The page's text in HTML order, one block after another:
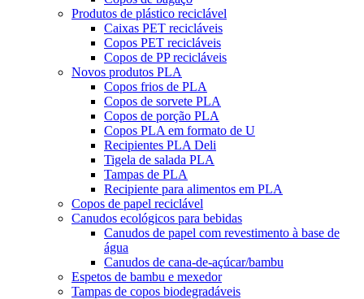
Produtos de plástico reciclável
Caixas PET recicláveis
Copos PET recicláveis
Copos de PP recicláveis
Novos produtos PLA
Copos frios de PLA
Copos de sorvete PLA
Copos de porção PLA
Copos PLA em formato de U
Recipientes PLA Deli
Tigela de salada PLA
Tampas de PLA
Recipiente para alimentos em PLA
Copos de papel reciclável
Canudos ecológicos para bebidas
Canudos de papel com revestimento à base de
água
Canudos de cana-de-açúcar/bambu
Espetos de bambu e mexedor
Tampas de copos biodegradáveis